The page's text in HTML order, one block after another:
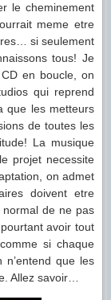
le cheminement
meme etre
si seulement
tous! Je
en boucle, on
qui reprend
que les metteurs
de toutes les
La musique
projet necessite
on admet
doivent etre
de ne pas
avoir tout
si chaque
que les
Allez savoir…